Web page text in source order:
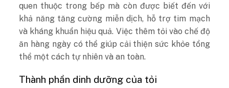
quen thuộc trong bếp mà còn được biết đến với
khả năng tăng cường miễn dịch, hỗ trợ tim mạch
và kháng khuẩn hiệu quả. Việc thêm tỏi vào chế độ
ăn hàng ngày có thể giúp cải thiện sức khỏe tổng
thể một cách tự nhiên và an toàn.
Thành phần dinh dưỡng của tỏi